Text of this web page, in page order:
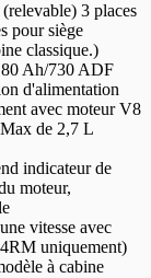
3 places
pour siège
classique.)
80 Ah/730 ADF
d'alimentation
avec moteur V8
de 2,7 L
indicateur de
moteur,
vitesse avec
uniquement)
à cabine